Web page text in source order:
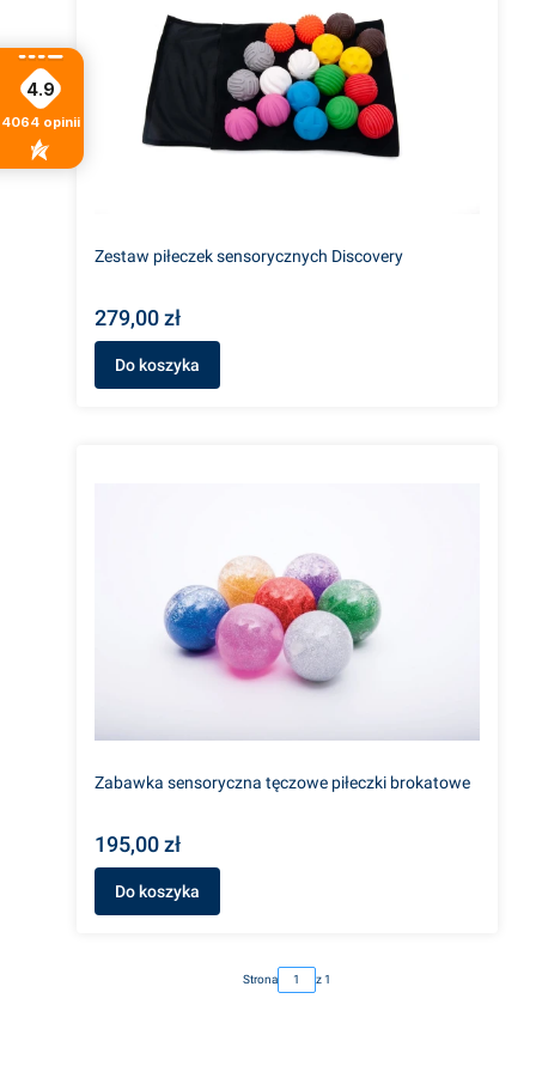
Zestaw piłeczek sensorycznych Discovery
279,00 zł
Do koszyka
Zabawka sensoryczna tęczowe piłeczki brokatowe
195,00 zł
Do koszyka
Strona z 1
4.9
4064 opinii